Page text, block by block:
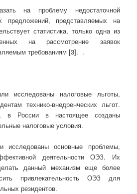
на проблему недостаточной
предложений, представляемых на
статистика, только одна из
на рассмотрение заявок
требованиям [3]. .
исследованы налоговые льготы,
технико-внедренческих льгот.
в России в настоящее созданы
налоговые условия.
исследованы основные проблемы,
деятельности ОЭЗ. Их
данный механизм еще более
привлекательность ОЭЗ для
резидентов.